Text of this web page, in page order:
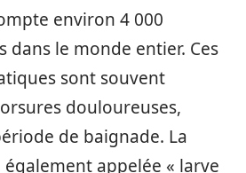
environ 4 000
dans le monde entier. Ces
sont souvent
douloureuses,
de baignade. La
appelée « larve